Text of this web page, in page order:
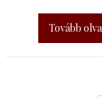
Tovább